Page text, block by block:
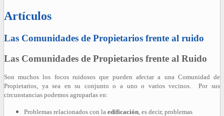
Artículos
Las Comunidades de Propietarios frente al ruido
Las Comunidades de Propietarios frente al Ruido
Son muchos los focos ruidosos que pueden afectar a una Comunidad de
Propietarios, ya sea en su conjunto o a uno o varios vecinos. Por sus
circunstancias podemos agruparlas en:
Problemas relacionados con la edificación , es decir, problemas